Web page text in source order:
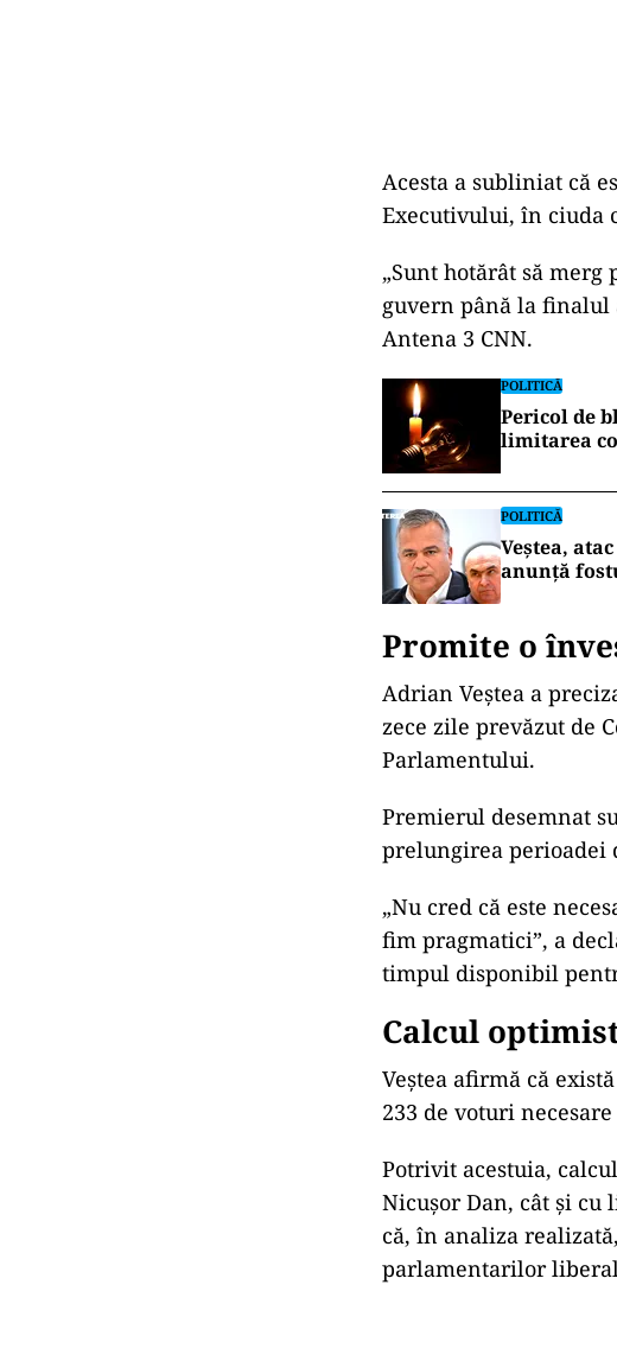
Acesta a subliniat că
Executivului, în ciuda
„Sunt hotărât să merg
guvern până la finalul
Antena 3 CNN.
POLITICĂ
Pericol de
limitarea
POLITICĂ
Veștea,
anunță
Promite o
Adrian Veștea a
zece zile prevăzut de
Parlamentului.
Premierul desemnat
prelungirea perioadei
„Nu cred că este
fim pragmatici”, a
timpul disponibil
Calcul
Veștea afirmă că
233 de voturi
Potrivit acestuia,
Nicușor Dan, cât și cu
că, în analiza
parlamentarilor